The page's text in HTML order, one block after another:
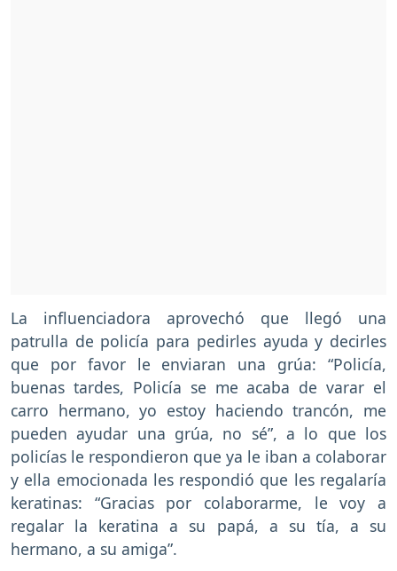
La influenciadora aprovechó que llegó una
patrulla de policía para pedirles ayuda y decirles
que por favor le enviaran una grúa: “Policía,
buenas tardes, Policía se me acaba de varar el
carro hermano, yo estoy haciendo trancón, me
pueden ayudar una grúa, no sé”, a lo que los
policías le respondieron que ya le iban a colaborar
y ella emocionada les respondió que les regalaría
keratinas: “Gracias por colaborarme, le voy a
regalar la keratina a su papá, a su tía, a su
hermano, a su amiga”.